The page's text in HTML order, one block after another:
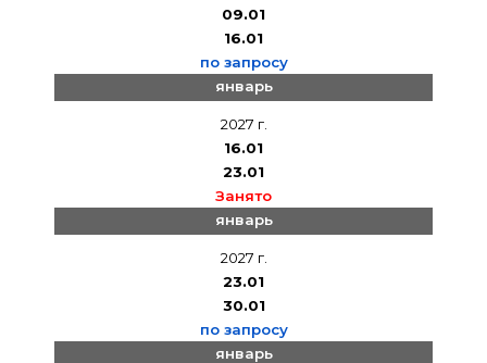
09.01
16.01
по запросу
январь
2027 г.
16.01
23.01
Занято
январь
2027 г.
23.01
30.01
по запросу
январь